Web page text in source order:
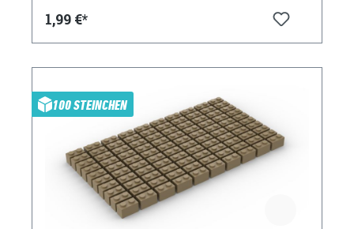
1,99 €*
100 STEINCHEN